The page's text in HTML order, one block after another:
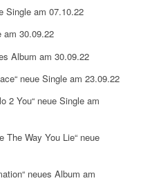
Single am 07.10.22
am 30.09.22
Album am 30.09.22
neue Single am 23.09.22
2 You“ neue Single am
The Way You Lie“ neue
neues Album am